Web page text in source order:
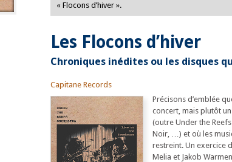
« Flocons d’hiver ».
Les Flocons d’hiver
Chroniques inédites ou les disques
Capitane Records
Précisons d’emblée
concert, mais plutôt
(outre Under the
Noir, …) et où les
restreint. Un exercice
Melia et Jakob